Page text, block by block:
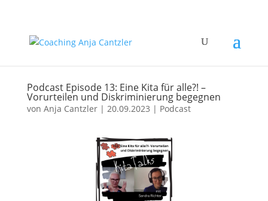
Podcast Episode 13: Eine Kita für alle?! –
Vorurteilen und Diskriminierung begegnen
von Anja Cantzler| 20.09.2023 | Podcast